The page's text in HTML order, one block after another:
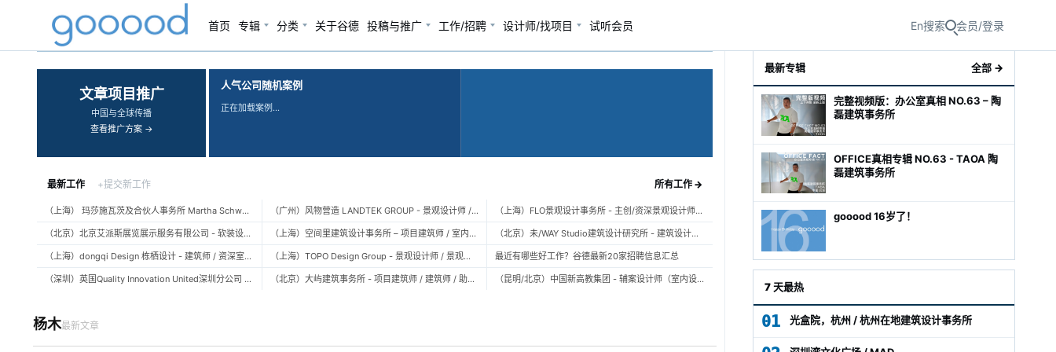
首页 专辑 分类 关于谷德 投稿与推广 工作/招聘 设计师/找项目 试听会员 En搜索 会员/登录
‹ ›
文章项目推广
中国与全球传播
查看推广方案 →
人气公司随机案例
正在加载案例…
最新工作 +提交新工作 所有工作 →
（上海） 玛莎施瓦茨及合伙人事务所 Martha Schwartz Partners – 高级景观建筑师 Senior Landscape Designer / 景观建筑师 Landscape Designer
（北京）北京艾派斯展览展示服务有限公司 - 软装设计师 / 陈列设计师
（上海）dongqi Design 栋栖设计 - 建筑师 / 资深室内设计师 / 室内设计师 / 媒体及公共关系主管 / 设计实习生（常年招聘）
（深圳）英国Quality Innovation United深圳分公司 - 建筑设计师 / 资深建筑设计师 / 室内设计师 / 设计实习生
（广州）风物营造 LANDTEK GROUP - 景观设计师 / 植物设计师 / 品牌运营 / 实习生
（上海）空间里建筑设计事务所 – 项目建筑师 / 室内设计师 / 实习生（建筑/室内）
（上海）TOPO Design Group - 景观设计师 / 景观后期设计师 / 景观实习生
（北京）大屿建筑事务所 - 项目建筑师 / 建筑师 / 助理建筑师 / 实习建筑师
（上海）FLO景观设计事务所 - 主创/资深景观设计师 / 景观设计师 / 设计实习生 / 商务行政助理 / 助理施工图设计师
（北京）未/WAY Studio建筑设计研究所 - 建筑设计师 / 助理设计师/初级设计师 / 实习生 / 办公室行政与商务助理
最近有哪些好工作？谷德最新20家招聘信息汇总
（昆明/北京）中国新高教集团 - 辅案设计师（室内设计） / 辅案设计师（景观设计）/ 生活空间组长/教学空间组长 / 平面设计高级经理 / 展陈设计高级经理
杨木最新文章
最新专辑 全部 →
完整视频版：办公室真相 NO.63 – 陶
磊建筑事务所
OFFICE真相专辑 NO.63 - TAOA 陶
磊建筑事务所
gooood 16岁了！
7 天最热
01 光盒院，杭州 / 杭州在地建筑设计事务所